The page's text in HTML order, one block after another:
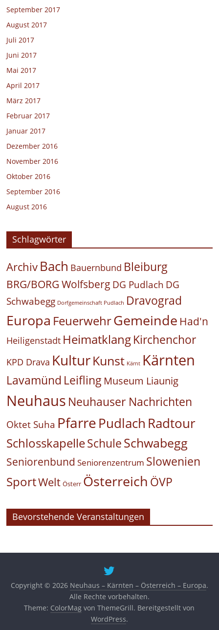
September 2017
August 2017
Juli 2017
Juni 2017
Mai 2017
April 2017
März 2017
Februar 2017
Januar 2017
Dezember 2016
November 2016
Oktober 2016
September 2016
August 2016
Schlagwörter
Archiv Bach Bauernbund Bleiburg
BRG/BORG Wolfsberg DG Pudlach DG
Schwabegg Dorfgemeinschaft Pudlach Dravograd
Europa FeuerwehrGemeinde Had'n
Heiligenstadt HeimatklangKirchenchor
KPD Drava KulturKunst Kärnt Kärnten
Lavamünd Leifling Museum Liaunig
Neuhaus Neuhauser Nachrichten
Oktet Suha PfarrePudlach Radtour
SchlosskapelleSchuleSchwabegg
Seniorenbund Seniorenzentrum Slowenien
SportWelt Österr Österreich ÖVP
Bevorstehende Veranstaltungen
Copyright © 2026 Neuhaus – Kärnten – Österreich – Europa.
Alle Rechte vorbehalten.
Theme: ColorMag von ThemeGrill. Bereitgestellt von
WordPress.